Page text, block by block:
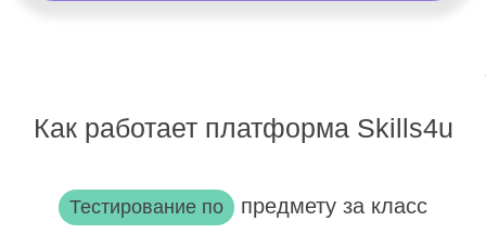
Как работает платформа Skills4u
Тестирование по предмету за класс